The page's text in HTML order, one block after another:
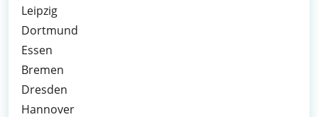
Leipzig
Dortmund
Essen
Bremen
Dresden
Hannover